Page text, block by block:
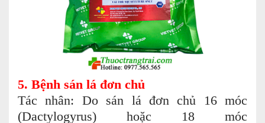
5. Bệnh sán lá đơn chủ
Tác nhân: Do sán lá đơn chủ 16 móc
(Dactylogyrus) hoặc 18 móc